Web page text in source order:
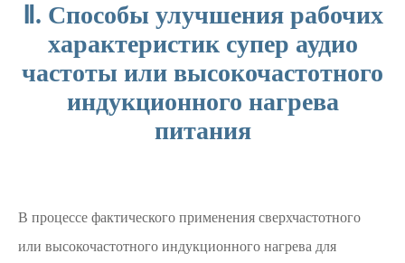
Ⅱ. Способы улучшения рабочих
характеристик супер аудио
частоты или высокочастотного
индукционного нагрева
питания
В процессе фактического применения сверхчастотного
или высокочастотного индукционного нагрева для